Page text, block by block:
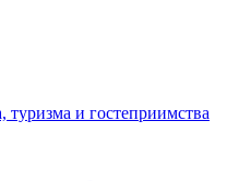
туризма и гостеприимства